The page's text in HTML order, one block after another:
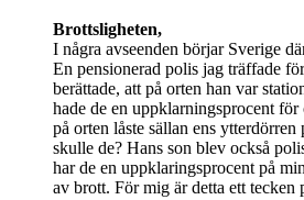
Brottsligheten,
I några avseenden börjar Sverige
En pensionerad polis jag träffade
berättade, att på orten han var
hade de en uppklarningsprocent
på orten låste sällan ens
skulle de? Hans son blev också
har de en uppklaringsprocent på
av brott. För mig är detta ett tecken